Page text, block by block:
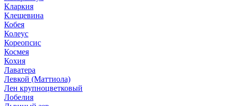
Кларкия
Клещевина
Кобея
Колеус
Кореопсис
Космея
Кохия
Лаватера
Левкой (Маттиола)
Лен крупноцветковый
Лобелия